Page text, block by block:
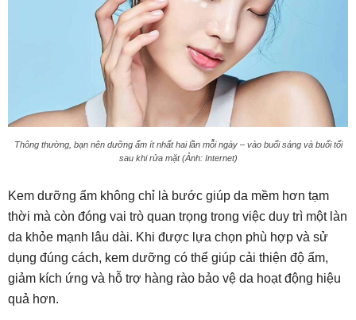
Thông thường, bạn nên dưỡng ẩm ít nhất hai lần mỗi ngày – vào buổi sáng và buổi tối
sau khi rửa mặt (Ảnh: Internet)
Kem dưỡng ẩm không chỉ là bước giúp da mềm hơn tạm
thời mà còn đóng vai trò quan trọng trong việc duy trì một làn
da khỏe mạnh lâu dài. Khi được lựa chọn phù hợp và sử
dụng đúng cách, kem dưỡng có thể giúp cải thiện độ ẩm,
giảm kích ứng và hỗ trợ hàng rào bảo vệ da hoạt động hiệu
quả hơn.